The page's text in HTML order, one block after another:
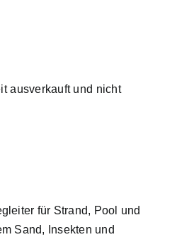
ausverkauft und nicht
für Strand, Pool und
Sand, Insekten und